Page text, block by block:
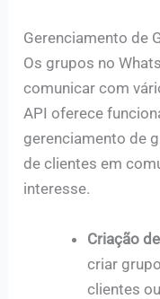
Gerenciamento de
Os grupos no
comunicar com
API oferece
gerenciamento de
de clientes em
interesse.
Criação
criar
clientes